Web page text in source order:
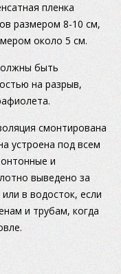
пленка
размером 8-10 см,
около 5 см.
быть
на разрыв,
смонтирована
устроена под всем
и
выведено за
в водосток, если
и трубам, когда